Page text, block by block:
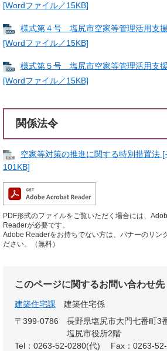
[Wordファイル／15KB]
様式第４号 塩尻市空家等管理活用支
[Wordファイル／15KB]
様式第５号 塩尻市空家等管理活用支
[Wordファイル／15KB]
関係法令
空家等対策の推進に関する特別措置法
101KB]
PDF形式のファイルをご覧いただく場合には、
Readerが必要です。
Adobe Readerをお持ちでない方は、バナーのリン
ださい。（無料）
このページに関するお問い合わせ先
建築住宅課
建築住宅係
〒399-0786
長野県塩尻市大門七番町3
塩尻市役所2階
Tel：0263-52-0280(代)
Fax：0263-